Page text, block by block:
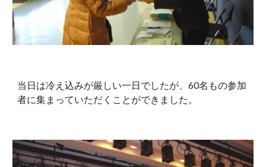
当日は冷え込みが厳しい一日でしたが、60名もの参加
者に集まっていただくことができました。